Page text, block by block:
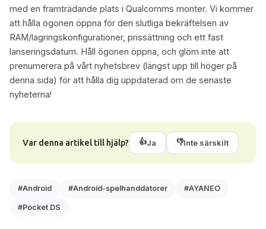
med en framträdande plats i Qualcomms monter. Vi kommer
att hålla ögonen öppna för den slutliga bekräftelsen av
RAM/lagringskonfigurationer, prissättning och ett fast
lanseringsdatum. Håll ögonen öppna, och glöm inte att
prenumerera på vårt nyhetsbrev (längst upp till höger på
denna sida) för att hålla dig uppdaterad om de senaste
nyheterna!
Var denna artikel till hjälp? 👍Ja 👎Inte särskilt
#Android #Android-spelhanddatorer #AYANEO
#Pocket DS